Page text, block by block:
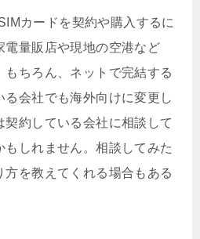
カードを契約や購入するに
電量販店や現地の空港など
ちろん、ネットで完結する
る会社でも海外向けに変更し
約している会社に相談して
しれません。相談してみた
方を教えてくれる場合もある